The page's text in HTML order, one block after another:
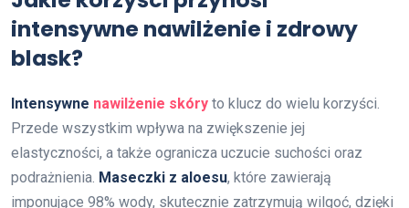
intensywne nawilżenie i zdrowy
blask?
Intensywne nawilżenie skóry to klucz do wielu korzyści.
Przede wszystkim wpływa na zwiększenie jej
elastyczności, a także ogranicza uczucie suchości oraz
podrażnienia. Maseczki z aloesu, które zawierają
imponujące 98% wody, skutecznie zatrzymują wilgoć, dzięki